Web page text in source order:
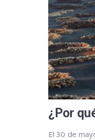
¿Por
El 30 de